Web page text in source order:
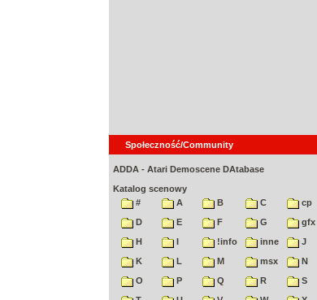
Społeczność/Community
ADDA - Atari Demoscene DAtabase
Katalog scenowy
#
A B C
cp
D
E F G
gfx
H
I !info inne
J
K
L M msx
N
O
P Q R
S